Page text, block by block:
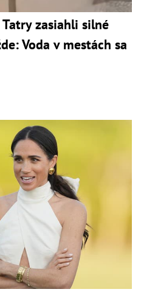
Tatry zasiahli silné
Voda v mestách sa